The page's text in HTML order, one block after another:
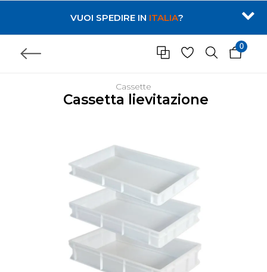
VUOI SPEDIRE IN ITALIA?
0
Cassette
Cassetta lievitazione